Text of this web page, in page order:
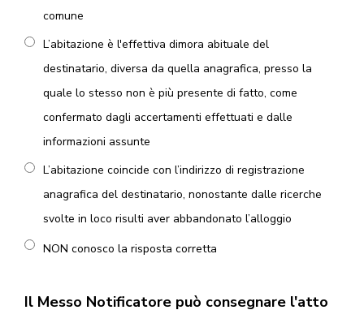
comune
L’abitazione è l'effettiva dimora abituale del
destinatario, diversa da quella anagrafica, presso la
quale lo stesso non è più presente di fatto, come
confermato dagli accertamenti effettuati e dalle
informazioni assunte
L’abitazione coincide con l’indirizzo di registrazione
anagrafica del destinatario, nonostante dalle ricerche
svolte in loco risulti aver abbandonato l’alloggio
NON conosco la risposta corretta
Il Messo Notificatore può consegnare l'atto